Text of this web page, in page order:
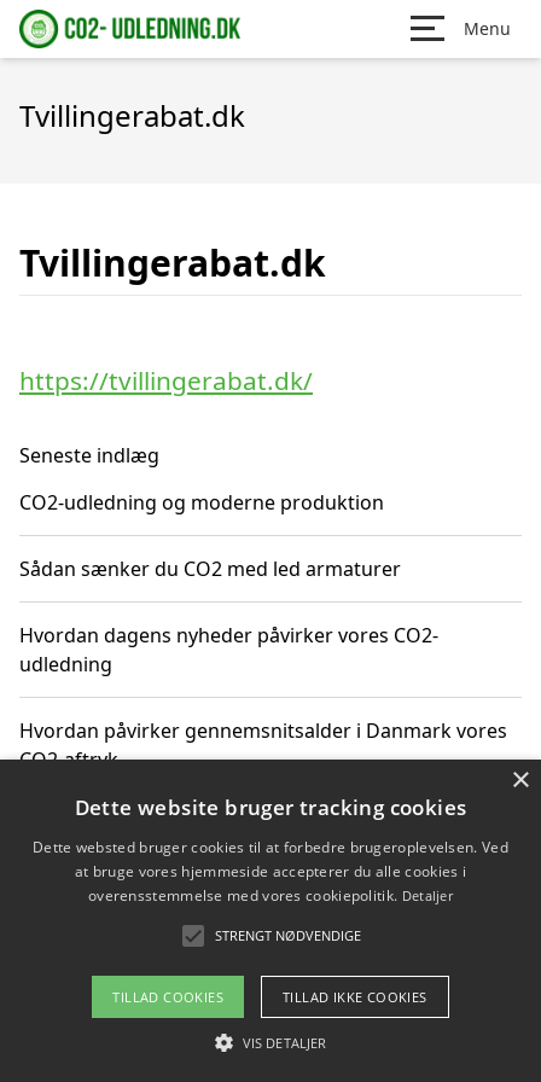
Menu
Tvillingerabat.dk
Tvillingerabat.dk
https://tvillingerabat.dk/
Seneste indlæg
CO2-udledning og moderne produktion
Sådan sænker du CO2 med led armaturer
Hvordan dagens nyheder påvirker vores CO2-
udledning
Hvordan påvirker gennemsnitsalder i Danmark vores
CO2-aftryk
Hvordan nyheder om CO2-udledning påvirker vores
hverdag
Om / kontakt
Blog Betingelser
×
Dette website bruger tracking cookies
Dette websted bruger cookies til at forbedre brugeroplevelsen. Ved
at bruge vores hjemmeside accepterer du alle cookies i
overensstemmelse med vores cookiepolitik. Detaljer
STRENGT NØDVENDIGE
TILLAD COOKIES TILLAD IKKE COOKIES
VIS DETALJER